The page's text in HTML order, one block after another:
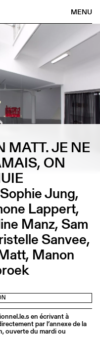
MENU
MATT. JE NE
ON
Jung,
Lappert,
Manz, Sam
Sanvee,
Manon
en écrivant à
par l’annexe de la
ouverte du mardi ou